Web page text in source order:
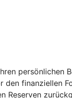
finanziellen
Reserven